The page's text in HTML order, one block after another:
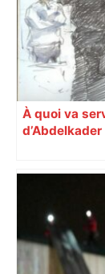
À quoi va
d’Abdelkader